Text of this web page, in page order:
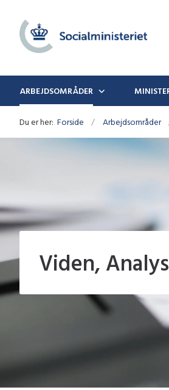
ARBEJDSOMRÅDER
Du er her: Forside Arbejdsområder
Viden,